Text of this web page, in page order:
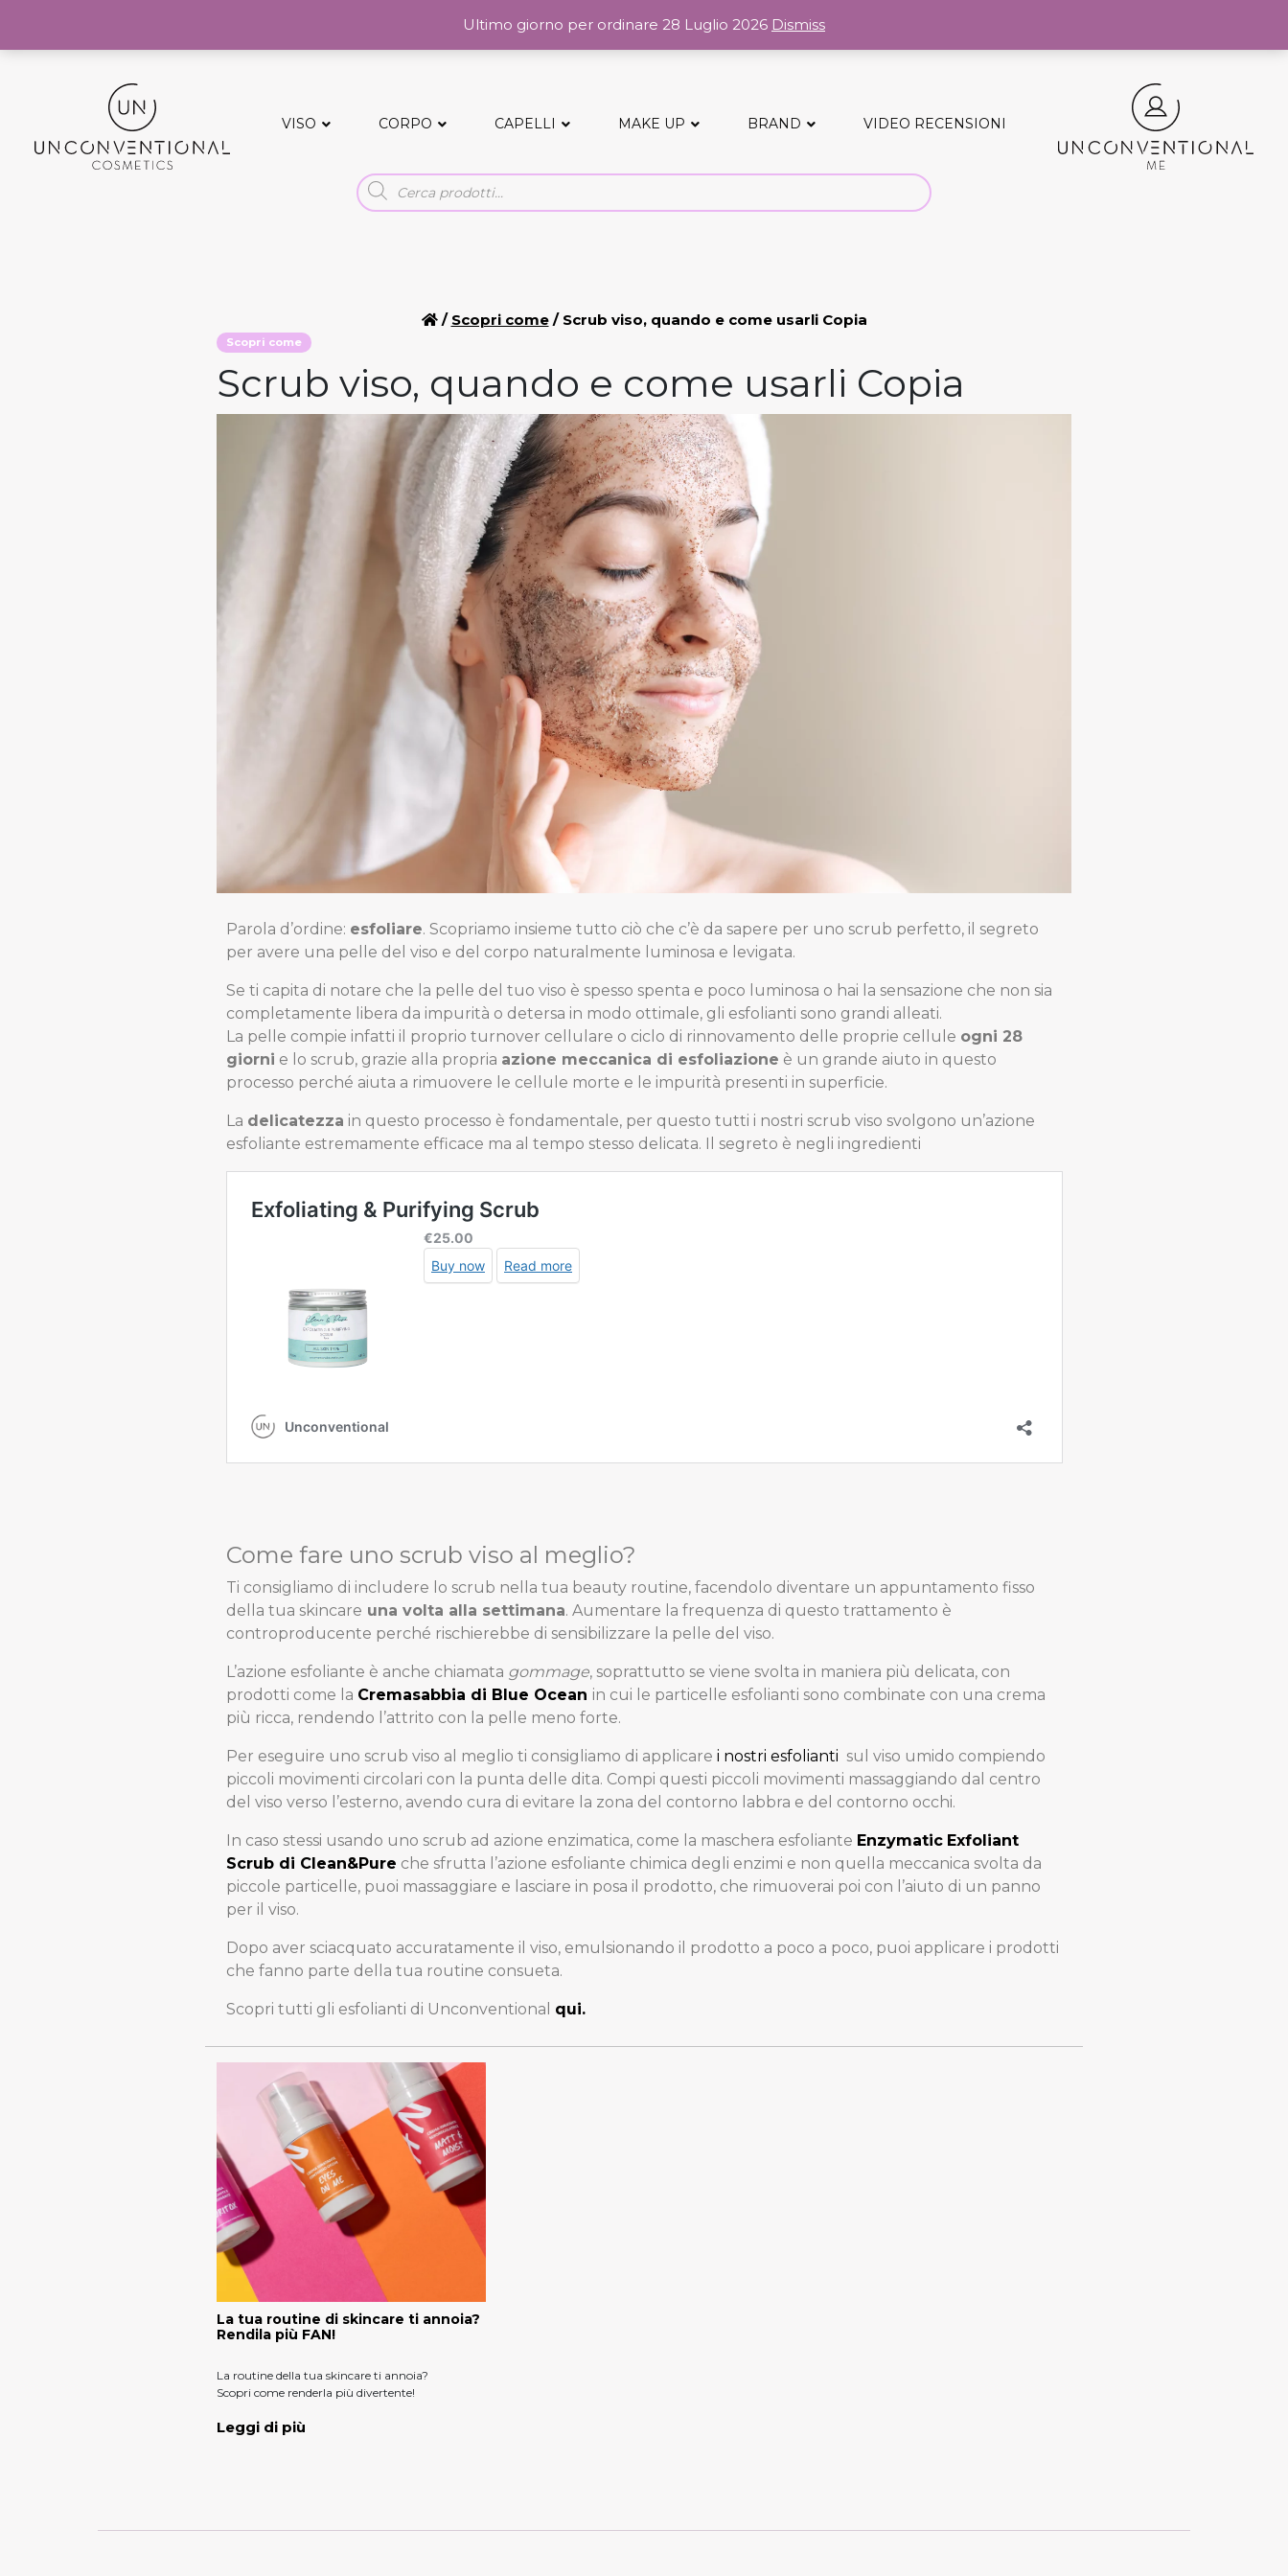
VISO CORPO CAPELLI MAKE UP BRAND VIDEO RECENSIONI
/ Scopri come/ Scrub viso, quando e come usarli Copia
Scopri come
Scrub viso, quando e come usarli Copia
Parola d’ordine: esfoliare. Scopriamo insieme tutto ciò che c’è da sapere per uno scrub perfetto, il segreto
per avere una pelle del viso e del corpo naturalmente luminosa e levigata.
Se ti capita di notare che la pelle del tuo viso è spesso spenta e poco luminosa o hai la sensazione che non sia
completamente libera da impurità o detersa in modo ottimale, gli esfolianti sono grandi alleati.
La pelle compie infatti il proprio turnover cellulare o ciclo di rinnovamento delle proprie cellule ogni 28
giorni e lo scrub, grazie alla propria azione meccanica di esfoliazione è un grande aiuto in questo
processo perché aiuta a rimuovere le cellule morte e le impurità presenti in superficie.
La delicatezza in questo processo è fondamentale, per questo tutti i nostri scrub viso svolgono un’azione
esfoliante estremamente efficace ma al tempo stesso delicata. Il segreto è negli ingredienti
Come fare uno scrub viso al meglio?
Ti consigliamo di includere lo scrub nella tua beauty routine, facendolo diventare un appuntamento fisso
della tua skincare una volta alla settimana. Aumentare la frequenza di questo trattamento è
controproducente perché rischierebbe di sensibilizzare la pelle del viso.
L’azione esfoliante è anche chiamata gommage, soprattutto se viene svolta in maniera più delicata, con
prodotti come la Cremasabbia di Blue Ocean in cui le particelle esfolianti sono combinate con una crema
più ricca, rendendo l’attrito con la pelle meno forte.
Per eseguire uno scrub viso al meglio ti consigliamo di applicare i nostri esfolianti sul viso umido compiendo
piccoli movimenti circolari con la punta delle dita. Compi questi piccoli movimenti massaggiando dal centro
del viso verso l’esterno, avendo cura di evitare la zona del contorno labbra e del contorno occhi.
In caso stessi usando uno scrub ad azione enzimatica, come la maschera esfoliante Enzymatic Exfoliant
Scrub di Clean&Pure che sfrutta l’azione esfoliante chimica degli enzimi e non quella meccanica svolta da
piccole particelle, puoi massaggiare e lasciare in posa il prodotto, che rimuoverai poi con l’aiuto di un panno
per il viso.
Dopo aver sciacquato accuratamente il viso, emulsionando il prodotto a poco a poco, puoi applicare i prodotti
che fanno parte della tua routine consueta.
Scopri tutti gli esfolianti di Unconventional qui.
La tua routine di skincare ti annoia?
Rendila più FAN!
La routine della tua skincare ti annoia?
Scopri come renderla più divertente!
Leggi di più
Ultimo giorno per ordinare 28 Luglio 2026 Dismiss